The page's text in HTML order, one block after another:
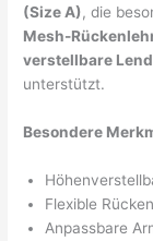
(Size A), die
Mesh-
verstellbare
unterstützt.
Besondere
Flexible
Anpassbare